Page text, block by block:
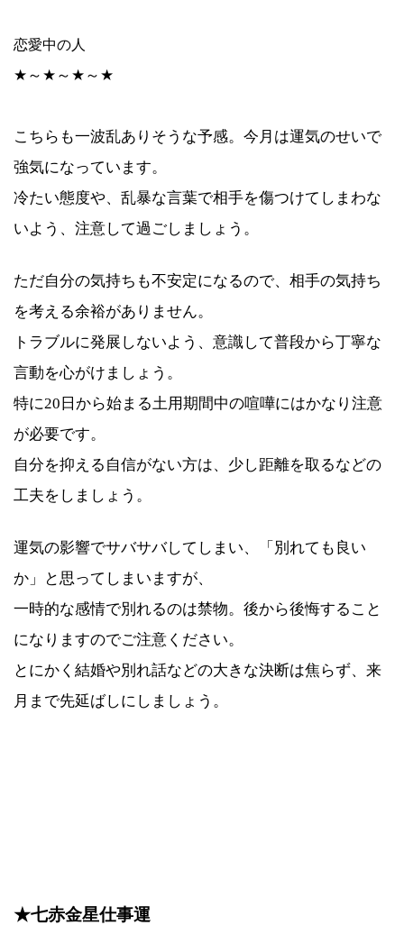
恋愛中の人
★～★～★～★
こちらも一波乱ありそうな予感。今月は運気のせいで
強気になっています。
冷たい態度や、乱暴な言葉で相手を傷つけてしまわな
いよう、注意して過ごしましょう。
ただ自分の気持ちも不安定になるので、相手の気持ち
を考える余裕がありません。
トラブルに発展しないよう、意識して普段から丁寧な
言動を心がけましょう。
特に20日から始まる土用期間中の喧嘩にはかなり注意
が必要です。
自分を抑える自信がない方は、少し距離を取るなどの
工夫をしましょう。
運気の影響でサバサバしてしまい、「別れても良い
か」と思ってしまいますが、
一時的な感情で別れるのは禁物。後から後悔すること
になりますのでご注意ください。
とにかく結婚や別れ話などの大きな決断は焦らず、来
月まで先延ばしにしましょう。
★七赤金星仕事運